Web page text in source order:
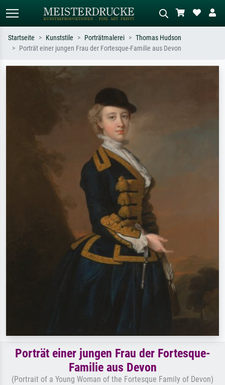
Suchen Sie nach Künstlern, Werktiteln
Sternennacht, Impressionismus, Welle
Ölgemälde, Stehender Akt neben einem
Startseite Kunststile Porträtmalerei
Thomas Hudson
Porträt einer jungen Frau der Fortesque-Familie aus Devon
Porträt einer jungen Frau der Fortesque-
Familie aus Devon
(Portrait of a Young Woman of the Fortesque Family of Devon)